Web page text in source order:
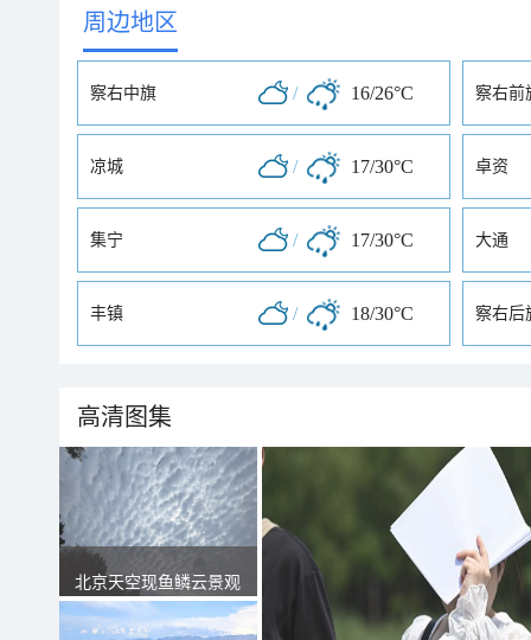
周边地区
察右中旗 / 16/26°C 察右前
凉城 / 17/30°C 卓资
集宁 / 17/30°C 大通
丰镇 / 18/30°C 察右后
高清图集
北京天空现鱼鳞云景观